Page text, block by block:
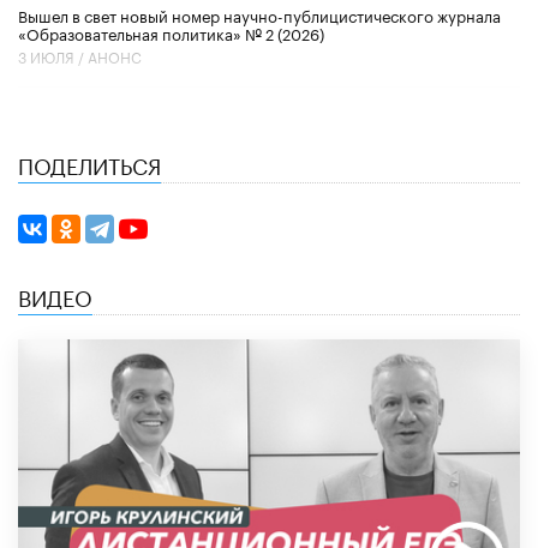
Вышел в свет новый номер научно-публицистического журнала
«Образовательная политика» № 2 (2026)
3 ИЮЛЯ / АНОНС
ПОДЕЛИТЬСЯ
ВИДЕО